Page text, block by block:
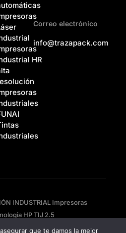
HR
Correo electrónico
info@trazapack.com
INDUSTRIAL Impresoras
HP TIJ 2.5
que te damos la mejor